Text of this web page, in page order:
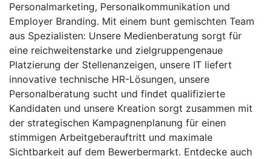
Personalmarketing, Personalkommunikation und
Employer Branding. Mit einem bunt gemischten Team
aus Spezialisten: Unsere Medienberatung sorgt für
eine reich­weitenstarke und zielgruppengenaue
Platzierung der Stellenanzeigen, unsere IT liefert
innovative technische HR-Lösungen, unsere
Personalberatung sucht und findet qualifizierte
Kandidaten und unsere Kreation sorgt zusammen mit
der strategischen Kampagnenplanung für einen
stimmigen Arbeitgeberauftritt und maximale
Sichtbarkeit auf dem Bewerbermarkt. Entdecke auch